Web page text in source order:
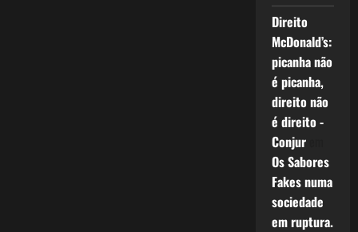
Direito
McDonald’s:
picanha não
é picanha,
direito não
é direito -
Conjurem
Os Sabores
Fakes numa
sociedade
em ruptura.